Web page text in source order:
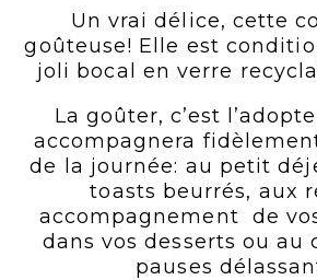
Un vrai délice, cette
goûteuse! Elle est
joli bocal en verre
La goûter, c’est
accompagnera
de la journée: au petit
toasts beurrés, aux
accompagnement de
dans vos desserts ou au
pauses